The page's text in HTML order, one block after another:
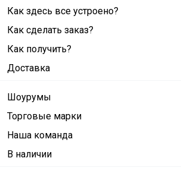
Как здесь все устроено?
Как сделать заказ?
Как получить?
Доставка
Шоурумы
Торговые марки
Наша команда
В наличии